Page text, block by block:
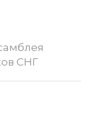
СНГ